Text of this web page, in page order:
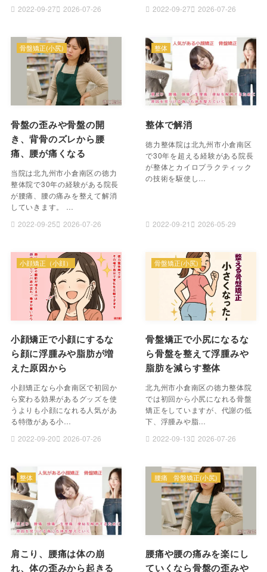
2022-09-27
2026-07-26 2022-09-27 2026-07-26
骨盤の歪みや骨盤の開
き、背骨のズレから腰
痛、腰が痛くなる
当院は北九州市小倉南区の徳力
整体院で30年の経験がある院長
が腰痛、腰の痛みを整えて解消
していきます。 …
2022-09-25
2026-07-26
骨盤矯正(小尻)
整体で解消
徳力整体院は北九州市小倉南区
で30年を超える経験がある院長
が整体とカイロプラクティック
の技術を駆使し…
2022-09-21 2026-05-29
整体
小顔矯正で小顔にするな
ら顔に浮腫みや脂肪が増
えた原因から
小顔矯正なら小倉南区で初回か
ら変わる効果があるグッズを使
うよりも小顔になれる人気があ
る特徴がある小…
2022-09-20
2026-07-26
小顔矯正（小顔）
骨盤矯正で小尻になるな
ら骨盤を整えて浮腫みや
脂肪を減らす整体
北九州市小倉南区の徳力整体院
では初回から小尻になれる骨盤
矯正をしていますが、代謝の低
下、浮腫みや脂…
2022-09-13
2026-07-26
骨盤矯正(小尻)
肩こり、腰痛は体の崩
れ、体の歪みから起きる
整体
腰痛や腰の痛みを楽にし
ていくなら骨盤の歪みや
腰痛 骨盤矯正(小尻)